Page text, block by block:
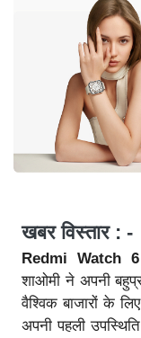
खबर विस्तार : -
Redmi Watch
शाओमी ने अपनी
वैश्विक बाजारों के
अपनी पहली